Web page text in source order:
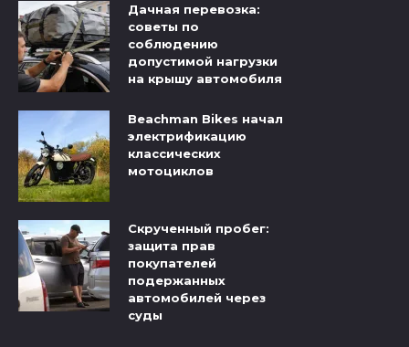
Дачная перевозка:
советы по
соблюдению
допустимой нагрузки
на крышу автомобиля
Beachman Bikes начал
электрификацию
классических
мотоциклов
Скрученный пробег:
защита прав
покупателей
подержанных
автомобилей через
суды